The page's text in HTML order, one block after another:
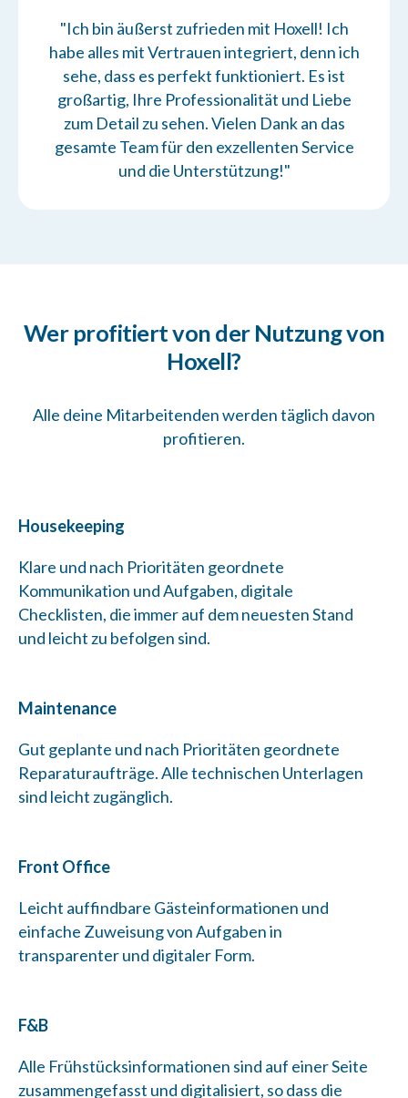
"Ich bin äußerst zufrieden mit Hoxell! Ich
habe alles mit Vertrauen integriert, denn ich
sehe, dass es perfekt funktioniert. Es ist
großartig, Ihre Professionalität und Liebe
zum Detail zu sehen. Vielen Dank an das
gesamte Team für den exzellenten Service
und die Unterstützung!"
Wer profitiert von der Nutzung von
Hoxell?
Alle deine Mitarbeitenden werden täglich davon
profitieren.
Housekeeping
Klare und nach Prioritäten geordnete
Kommunikation und Aufgaben, digitale
Checklisten, die immer auf dem neuesten Stand
und leicht zu befolgen sind.
Maintenance
Gut geplante und nach Prioritäten geordnete
Reparaturaufträge. Alle technischen Unterlagen
sind leicht zugänglich.
Front Office
Leicht auffindbare Gästeinformationen und
einfache Zuweisung von Aufgaben in
transparenter und digitaler Form.
F&B
Alle Frühstücksinformationen sind auf einer Seite
zusammengefasst und digitalisiert, so dass die